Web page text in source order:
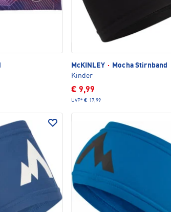
McKINLEY ·
Mocha Stirnband
Kinder
€ 9,99
UVP* € 17,99